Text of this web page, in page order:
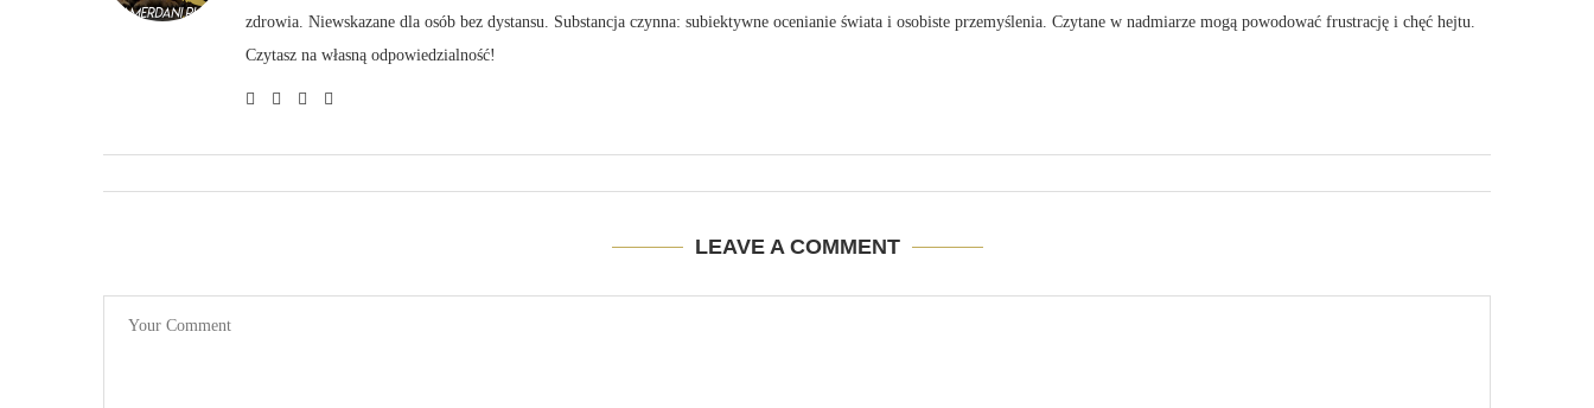
zdrowia. Niewskazane dla osób bez dystansu. Substancja czynna: subiektywne ocenianie świata i osobiste przemyślenia. Czytane w nadmiarze mogą powodować frustrację i chęć hejtu.
Czytasz na własną odpowiedzialność!
LEAVE A COMMENT